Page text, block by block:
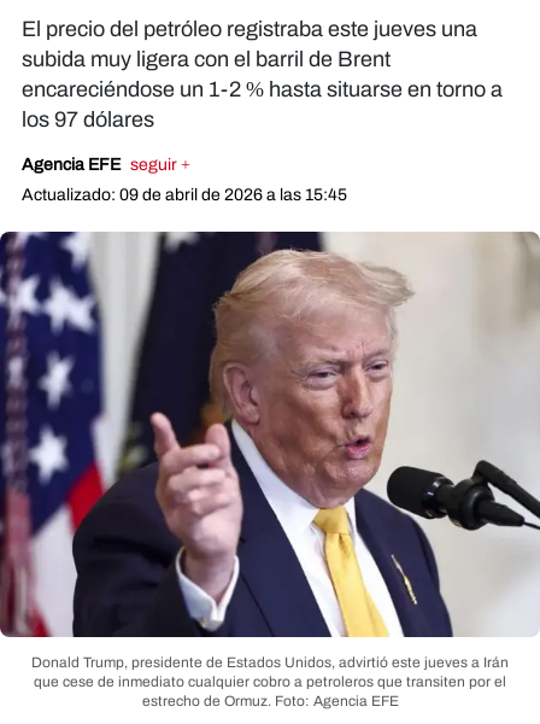
El precio del petróleo registraba este jueves una
subida muy ligera con el barril de Brent
encareciéndose un 1-2 % hasta situarse en torno a
los 97 dólares
Agencia EFE seguir +
Actualizado: 09 de abril de 2026 a las 15:45
Donald Trump, presidente de Estados Unidos, advirtió este jueves a Irán
que cese de inmediato cualquier cobro a petroleros que transiten por el
estrecho de Ormuz. Foto: Agencia EFE